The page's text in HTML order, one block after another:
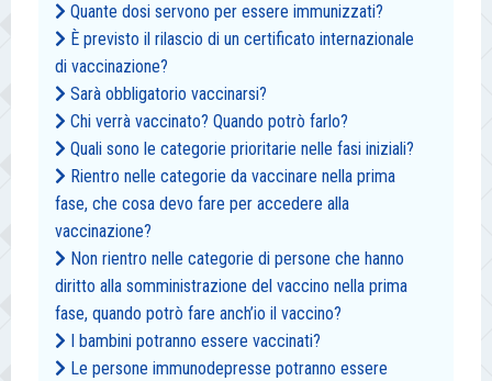
Quante dosi servono per essere immunizzati?
È previsto il rilascio di un certificato internazionale
di vaccinazione?
Sarà obbligatorio vaccinarsi?
Chi verrà vaccinato? Quando potrò farlo?
Quali sono le categorie prioritarie nelle fasi iniziali?
Rientro nelle categorie da vaccinare nella prima
fase, che cosa devo fare per accedere alla
vaccinazione?
Non rientro nelle categorie di persone che hanno
diritto alla somministrazione del vaccino nella prima
fase, quando potrò fare anch’io il vaccino?
I bambini potranno essere vaccinati?
Le persone immunodepresse potranno essere